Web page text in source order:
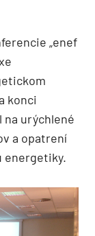
„enef
konci
na urýchlené
a opatrení
energetiky.